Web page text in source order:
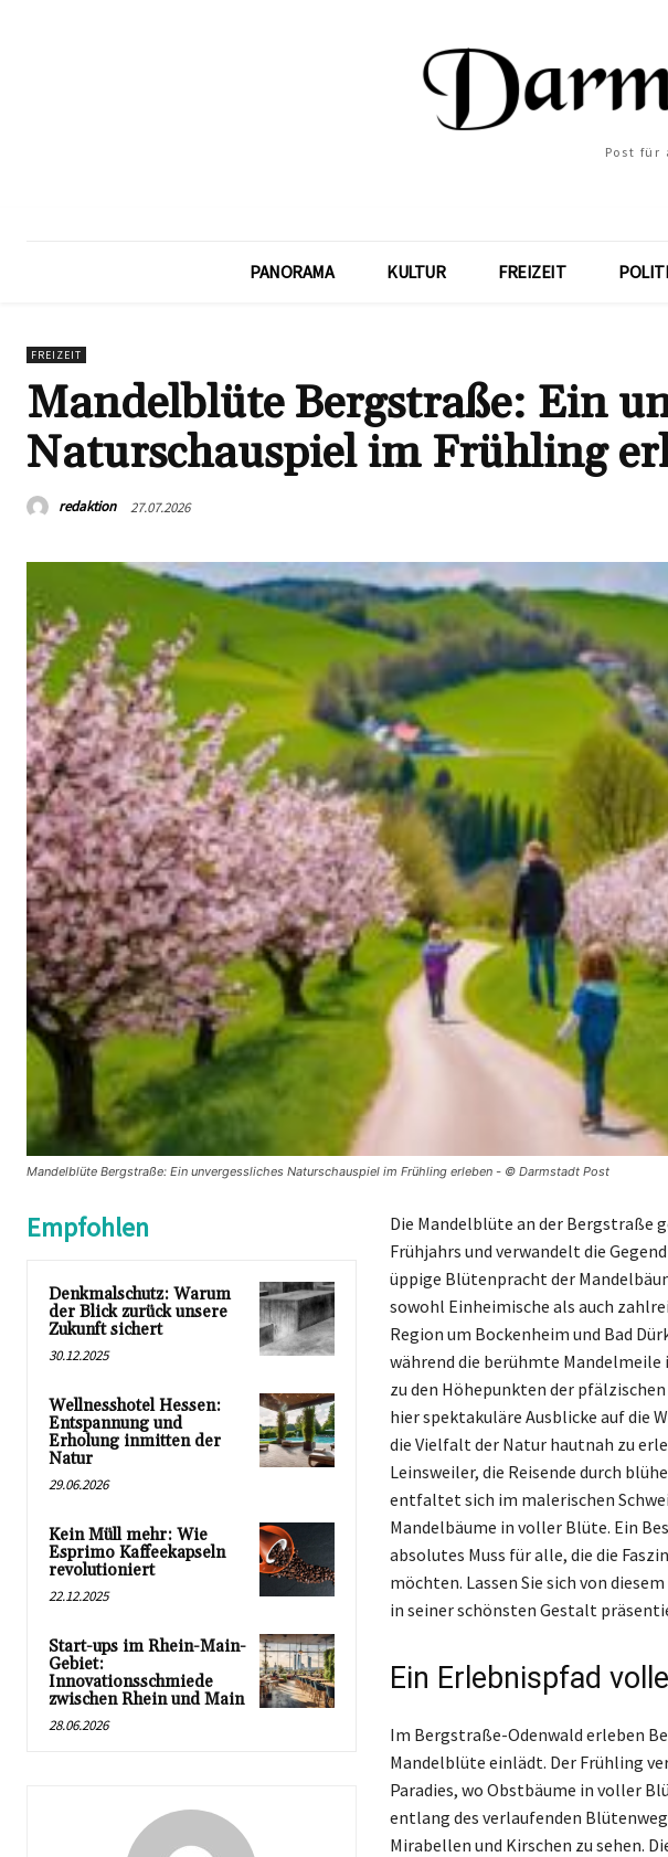
Post für
PANORAMA KULTUR FREIZEIT
FREIZEIT
Mandelblüte Bergstraße: Ein
Naturschauspiel im Frühling
redaktion 27.07.2026
Mandelblüte Bergstraße: Ein unvergessliches Naturschauspiel im Frühling erleben - © Darmstadt Post
Empfohlen
Denkmalschutz: Warum
der Blick zurück unsere
Zukunft sichert
30.12.2025
Wellnesshotel Hessen:
Entspannung und
Erholung inmitten der
Natur
29.06.2026
Kein Müll mehr: Wie
Esprimo Kaffeekapseln
revolutioniert
22.12.2025
Start-ups im Rhein-Main-
Gebiet:
Innovationsschmiede
zwischen Rhein und Main
28.06.2026
Die Mandelblüte an der Bergstraße
Frühjahrs und verwandelt die
üppige Blütenpracht der
sowohl Einheimische als auch
Region um Bockenheim und Bad
während die berühmte Mandelmeile
zu den Höhepunkten der
hier spektakuläre Ausblicke auf die
die Vielfalt der Natur hautnah zu
Leinsweiler, die Reisende durch
entfaltet sich im malerischen
Mandelbäume in voller Blüte. Ein
absolutes Muss für alle, die die
möchten. Lassen Sie sich von
in seiner schönsten Gestalt
Ein Erlebnispfad
Im Bergstraße-Odenwald erleben
Mandelblüte einlädt. Der Frühling
Paradies, wo Obstbäume in voller
entlang des verlaufenden
Mirabellen und Kirschen zu sehen.